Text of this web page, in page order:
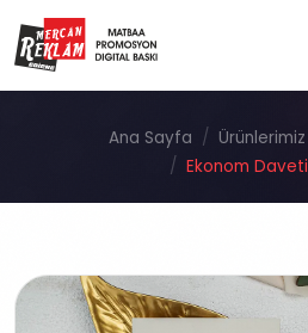
Ana Sayfa Ürünlerimiz
Ekonom